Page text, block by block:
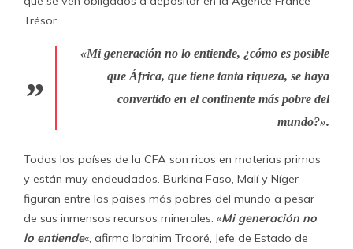
Trésor.
«Mi generación no lo entiende, ¿cómo es posible
que África, que tiene tanta riqueza, se haya
convertido en el continente más pobre del
mundo?».
Todos los países de la CFA son ricos en materias primas
y están muy endeudados. Burkina Faso, Malí y Níger
figuran entre los países más pobres del mundo a pesar
de sus inmensos recursos minerales. «Mi generación no
lo entiende«, afirma Ibrahim Traoré, Jefe de Estado de